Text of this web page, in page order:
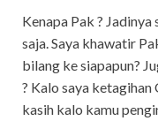
Kenapa Pak ?
saja. Saya khawatir
bilang ke siapapun?
? Kalo saya
kasih kalo kamu